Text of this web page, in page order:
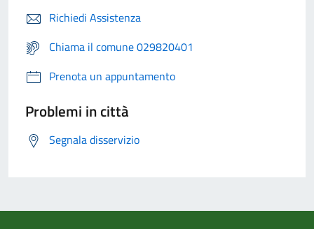
Richiedi Assistenza
Chiama il comune 029820401
Prenota un appuntamento
Problemi in città
Segnala disservizio